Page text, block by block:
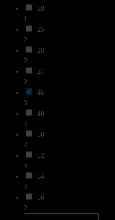
20
1
25
2
26
2
27
2
46
3
48
4
50
4
52
4
54
4
56
2